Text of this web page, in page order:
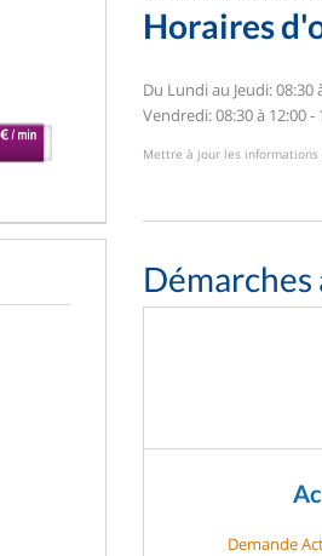
Horaires
Du Lundi au Jeudi: 08:30
Vendredi: 08:30 à 12:00 -
Mettre à jour les informations
Demande